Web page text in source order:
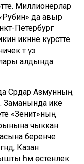
Миллионерлар
да авыр
Петербург
икәнне күрсәтте.
тә үз
алдында
Сәрдар Азмунның
Заманында ике
«Зенит»ның
чыккан
беренче
Казан
һәм өстенлек